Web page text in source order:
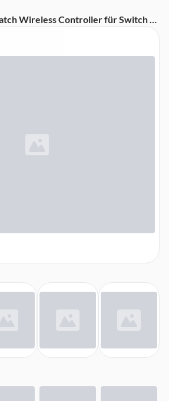
Wireless Controller für Switch 2,